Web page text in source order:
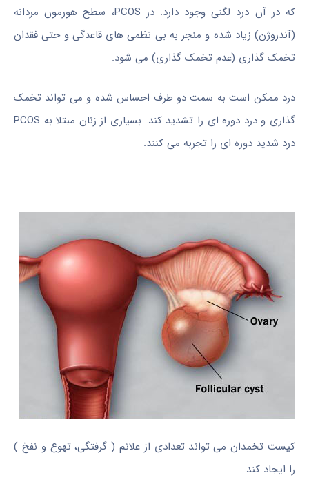
که در آن درد لگنی وجود دارد. در PCOS، سطح هورمون مردانه
(آندروژن) زیاد شده و منجر به بی نظمی های قاعدگی و حتی فقدان
تخمک گذاری (عدم تخمک گذاری) می شود.
درد ممکن است به سمت دو طرف احساس شده و می تواند تخمک
گذاری و درد دوره ای را تشدید کند. بسیاری از زنان مبتلا به PCOS
درد شدید دوره ای را تجربه می کنند.
کیست تخمدان می تواند تعدادی از علائم ( گرفتگی، تهوع و نفخ )
را ایجاد کند